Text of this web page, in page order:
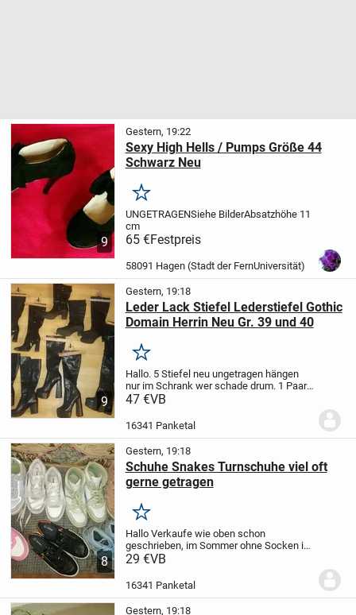
9
Gestern, 19:22
Sexy High Hells / Pumps Größe 44
Schwarz Neu
Merken
UNGETRAGENSiehe BilderAbsatzhöhe 11
cm
65 €Festpreis
58091 Hagen (Stadt der FernUniversität)
9
Gestern, 19:18
Leder Lack Stiefel Lederstiefel Gothic
Domain Herrin Neu Gr. 39 und 40
Merken
Hallo. 5 Stiefel neu ungetragen hängen
nur im Schrank wer schade drum. 1 Paar
stirfel oben in der Mitte sind Gebräuche
Overknee Stiefel Kaufpreis um die 200...
47 €VB
16341 Panketal
8
Gestern, 19:18
Schuhe Snakes Turnschuhe viel oft
gerne getragen
Merken
Hallo Verkaufe wie oben schon
geschrieben, im Sommer ohne Socken im
Winter mit.
wer mehr kauft würds günstiger
29 €VB
16341 Panketal
Gestern, 19:18